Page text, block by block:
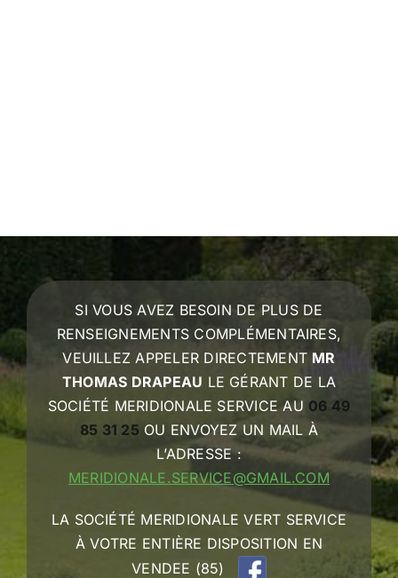
SI VOUS AVEZ BESOIN DE PLUS DE
RENSEIGNEMENTS COMPLÉMENTAIRES,
VEUILLEZ APPELER DIRECTEMENT MR
THOMAS DRAPEAU LE GÉRANT DE LA
SOCIÉTÉ MERIDIONALE SERVICE AU 06 49
85 31 25 OU ENVOYEZ UN MAIL À
L’ADRESSE :
MERIDIONALE.SERVICE@GMAIL.COM
LA SOCIÉTÉ MERIDIONALE VERT SERVICE
À VOTRE ENTIÈRE DISPOSITION EN
VENDEE (85)